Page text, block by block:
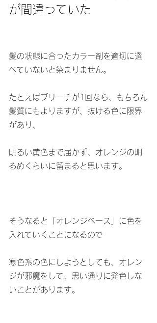
が間違っていた
髪の状態に合ったカラー剤を適切に選
べていないと染まりません。
たとえばブリーチが1回なら、もちろん
髪質にもよりますが、抜ける色に限界
があり、
明るい黄色まで届かず、オレンジの明
るめくらいに留まると思います。
そうなると「オレンジベース」に色を
入れていくことになるので
寒色系の色にしようとしても、オレン
ジが邪魔をして、思い通りに発色しな
いことがあります。